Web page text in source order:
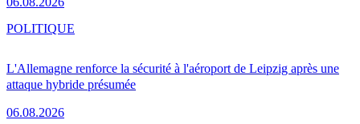
L'Allemagne renforce la sécurité à l'aéroport de Leipzig après une
attaque hybride présumée
06.08.2026
POLITIQUE